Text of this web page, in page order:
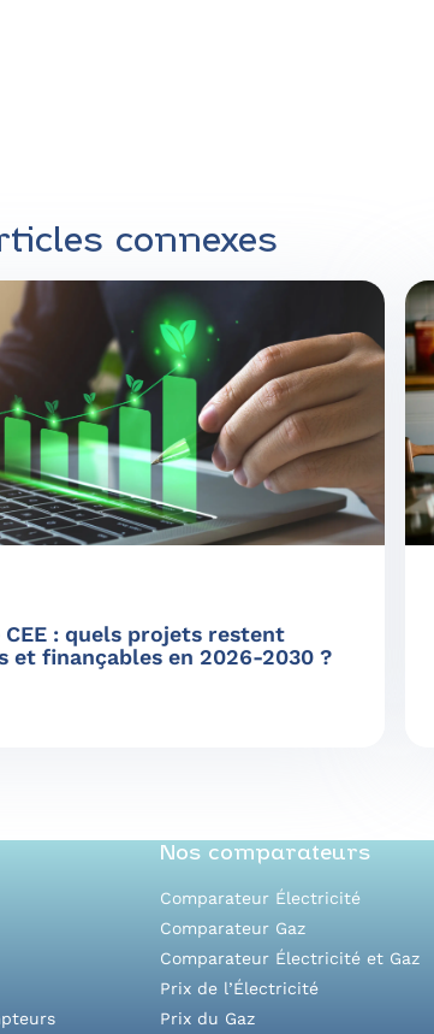
connexes
CEE : quels projets restent
et finançables en 2026-2030 ?
Nos comparateurs
Comparateur Électricité
Comparateur Gaz
Comparateur Électricité et Gaz
Prix de l’Électricité
Prix du Gaz